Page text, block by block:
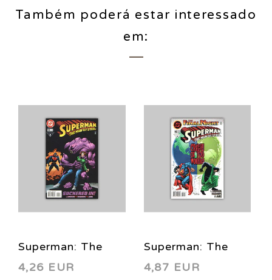
Também poderá estar interessado
em:
Superman: The
Man of Steel 59
4,26 EUR
Superman: The
Man of Steel 62
4,87 EUR